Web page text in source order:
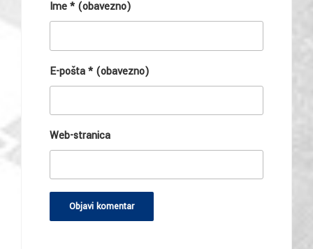
Ime* (obavezno)
E-pošta* (obavezno)
Web-stranica